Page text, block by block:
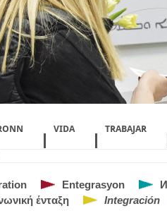
VIDA TRABAJAR
Entegrasyon
ένταξη Integración